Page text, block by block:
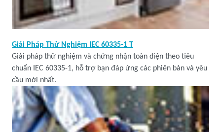
Giải Pháp Thử Nghiệm
IEC 60335-1 T
Giải pháp thử nghiệm và chứng nhận toàn diện theo tiêu
chuẩn IEC 60335-1, hỗ trợ bạn đáp ứng các phiên bản và yêu
cầu mới nhất.